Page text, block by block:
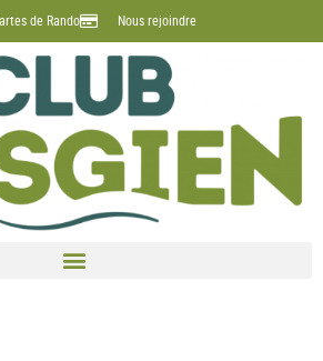
de Rando Nous rejoindre